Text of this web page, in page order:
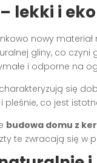
lekki i
nowy materiał
gliny, co czyni
i odporne na
się
pleśnie, co jest
budowa domu z
te zwracają się w